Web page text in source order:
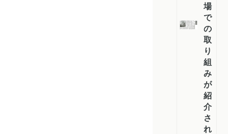
場
で
の
取
り
組
み
が
紹
介
さ
れ